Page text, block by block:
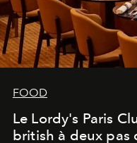
FOOD
Le Lordy's Paris
british à deux pas